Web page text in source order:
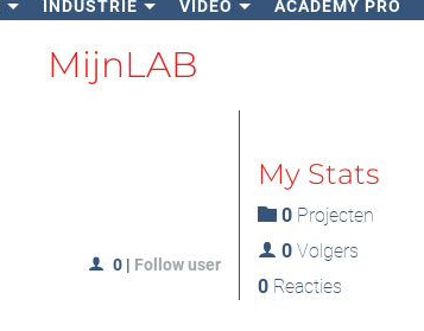
INDUSTRIE VIDEO ACADEMY PRO
MijnLAB
0 | Follow user
My Stats
0Projecten
0Volgers
0Reacties